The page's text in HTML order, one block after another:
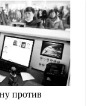
против